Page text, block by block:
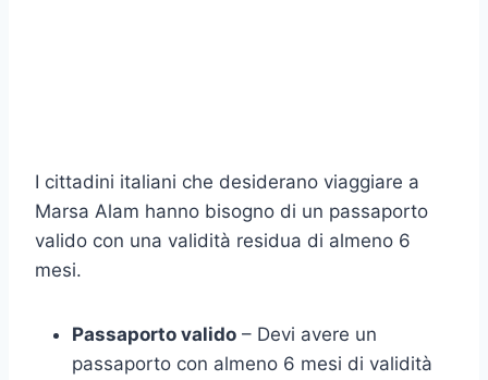
I cittadini italiani che desiderano viaggiare a
Marsa Alam hanno bisogno di un passaporto
valido con una validità residua di almeno 6
mesi.
Passaporto valido – Devi avere un
passaporto con almeno 6 mesi di validità